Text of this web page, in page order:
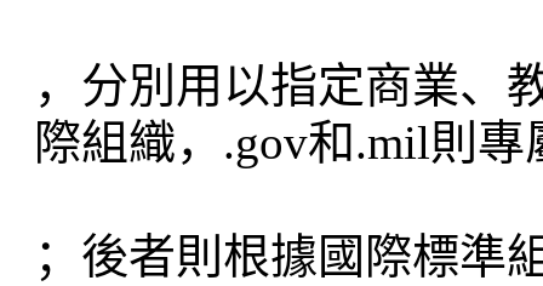
，分別用以指定商業、
際組織，.gov和.mil則
；後者則根據國際標準